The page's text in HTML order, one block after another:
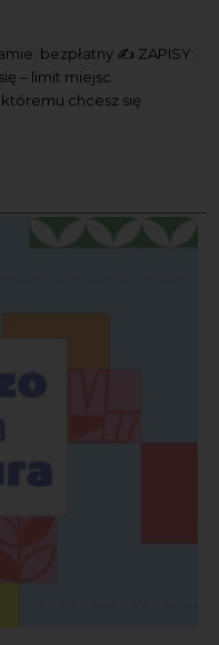
bezpłatny ✍️ ZAPISY:
– limit miejsc
chcesz się
dla osób